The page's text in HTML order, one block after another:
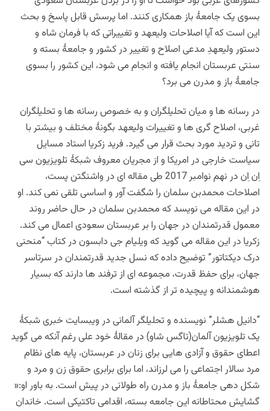
بسوی یک جامعۀ باز همکاری کنند. اما پرسش قابل پاسخ و بحث
این است که آیا اصلاحات ولیعهد و تغییراتی که با فرمان شاه و
دستور ولیعهدِ مدعی اصلاح و تغییر در کشور و جامعۀ بسته و
سنتی عربستان انجام یافته و انجام می شود، این کشور را بسوی
جامعۀ باز و مدرن می برد؟
در رسانه ها و میان تحلیلگران و به خصوص رسانه ها و تحلیلگران
غربی، اصلاح گری ها و تغییرات ولیعهد بگونۀ مختلف و بیشتر با
تانی و تردید مورد بحث قرار می گیرد. فرید زکریا استاد مسایل
سیاست خارجی در امریکا و از مجریان معروف شبکۀ تلویزیون سی
اِن اِن در نهم نوامبر 2017 طی مقاله ای در واشنگتن پست،
اصلاحات محمدبن سلمان را شگفت آور و اساسی تلقی نمی کند. او
در این مقاله می نویسد که محمدبن سلمان در حال حاضر روند
معمول قدرتمندان در جهان را بر عربستان سعودی اعمال می کند.
زکریا در این مقاله می گوید که ویلیام جی دابسون در کتاب “منحنی
درک دیکتاتور” توضیح داده که نسل جدید قدرتمندان در سرتاسر
جهان، برای حفظ قدرت، مجموعه ای از ترفند ها دارند که بسیار
هوشمندانه و پیچیده تر از گذشته است.
“دانیل هشلر” نویسنده و تحلیلگر آلمانی در ویبسایت خبری شبکۀ
یک تلویزیون آلمان(تاگس شاو) در مقالۀ خود علی رغم آنکه می گوید
اعطای حقوق و آزادی هایی برای زنان در عربستان، پایه های نظام
مرد سالار اجتماعی را می لرزاند، اما برای برابری حقوق زن و مرد و
شکل دهی جامعۀ باز و مدرن راه طولانی در پیش است. به باور او:«
گشایش محتاطانه این جامعه بسته، اقدامی تاکتیکی است. خاندان